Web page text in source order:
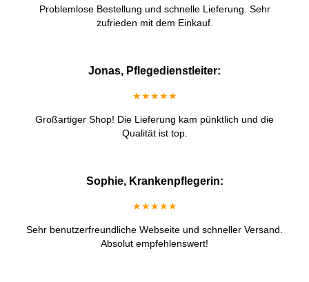
Problemlose Bestellung und schnelle Lieferung. Sehr
zufrieden mit dem Einkauf.
Jonas, Pflegedienstleiter:
★★★★★
Großartiger Shop! Die Lieferung kam pünktlich und die
Qualität ist top.
Sophie, Krankenpflegerin:
★★★★★
Sehr benutzerfreundliche Webseite und schneller Versand.
Absolut empfehlenswert!